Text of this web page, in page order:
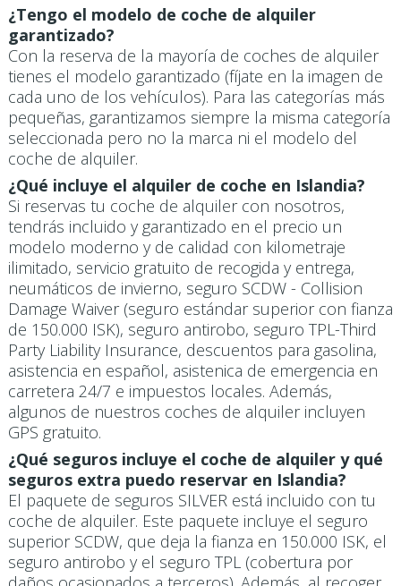
¿Tengo el modelo de coche de alquiler
garantizado?
Con la reserva de la mayoría de coches de alquiler
tienes el modelo garantizado (fíjate en la imagen de
cada uno de los vehículos). Para las categorías más
pequeñas, garantizamos siempre la misma categoría
seleccionada pero no la marca ni el modelo del
coche de alquiler.
¿Qué incluye el alquiler de coche en Islandia?
Si reservas tu coche de alquiler con nosotros,
tendrás incluido y garantizado en el precio un
modelo moderno y de calidad con kilometraje
ilimitado, servicio gratuito de recogida y entrega,
neumáticos de invierno, seguro SCDW - Collision
Damage Waiver (seguro estándar superior con fianza
de 150.000 ISK), seguro antirobo, seguro TPL-Third
Party Liability Insurance, descuentos para gasolina,
asistencia en español, asistenica de emergencia en
carretera 24/7 e impuestos locales. Además,
algunos de nuestros coches de alquiler incluyen
GPS gratuito.
¿Qué seguros incluye el coche de alquiler y qué
seguros extra puedo reservar en Islandia?
El paquete de seguros SILVER está incluido con tu
coche de alquiler. Este paquete incluye el seguro
superior SCDW, que deja la fianza en 150.000 ISK, el
seguro antirobo y el seguro TPL (cobertura por